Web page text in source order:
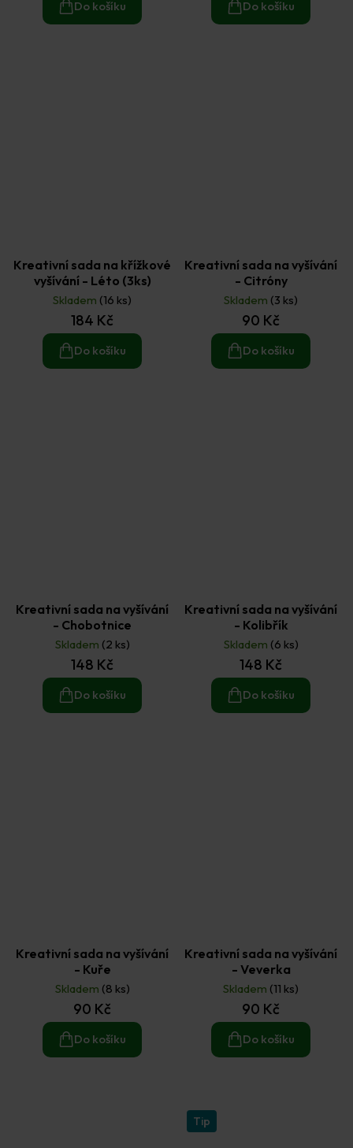
Do košíku Do košíku
Kreativní sada na křížkové
vyšívání - Léto (3ks)
Skladem (16 ks)
184 Kč
Do košíku
Kreativní sada na vyšívání
- Citróny
Skladem (3 ks)
90 Kč
Do košíku
Kreativní sada na vyšívání
- Chobotnice
Skladem (2 ks)
148 Kč
Do košíku
Kreativní sada na vyšívání
- Kolibřík
Skladem (6 ks)
148 Kč
Do košíku
Kreativní sada na vyšívání
- Kuře
Skladem (8 ks)
90 Kč
Do košíku
Kreativní sada na vyšívání
- Veverka
Skladem (11 ks)
90 Kč
Do košíku
Tip